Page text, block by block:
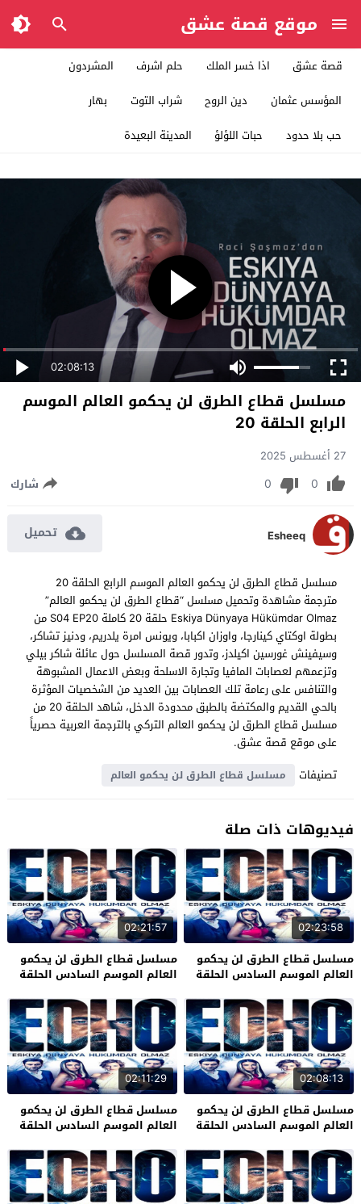
موقع قصة عشق
قصة عشق اذا خسر الملك حلم اشرف
المشردون
المؤسس عثمان
دين الروح شراب التوت
بهار
حب بلا حدود
حبات اللؤلؤ المدينة البعيدة
02:08:13
مسلسل قطاع الطرق لن يحكمو العالم الموسم
الرابع الحلقة 20
27 أغسطس 2025
0
0 شارك
Esheeq تحميل
مسلسل قطاع الطرق لن يحكمو العالم الموسم الرابع الحلقة 20
مترجمة مشاهدة وتحميل مسلسل “قطاع الطرق لن يحكمو العالم”
Eskiya Dünyaya Hükümdar Olmaz حلقة 20 كاملة S04 EP20 من
بطولة اوكتاي كينارجا، واوزان اكبابا، ويونس امرة يلدريم، ودنيز تشاكر،
وسيفينش غورسين اكيلدز، وتدور قصة المسلسل حول عائلة شاكر بيلي
وتزعمهم لعصابات المافيا وتجارة الاسلحة وبعض الاعمال المشبوهة
والتنافس على رعامة تلك العصابات بين العديد من الشخصيات المؤثرة
بالحي القديم والمكتضة بالطبق محدودة الدخل، شاهد الحلقة 20 من
مسلسل قطاع الطرق لن يحكمو العالم التركي بالترجمة العربية حصرياً
على موقع قصة عشق.
تصنيفات
مسلسل قطاع الطرق لن يحكمو العالم
فيديوهات ذات صلة
02:23:58
مسلسل قطاع الطرق لن يحكمو
العالم الموسم السادس الحلقة
02:21:57
مسلسل قطاع الطرق لن يحكمو
العالم الموسم السادس الحلقة
02:08:13
مسلسل قطاع الطرق لن يحكمو
العالم الموسم السادس الحلقة
02:11:29
مسلسل قطاع الطرق لن يحكمو
العالم الموسم السادس الحلقة